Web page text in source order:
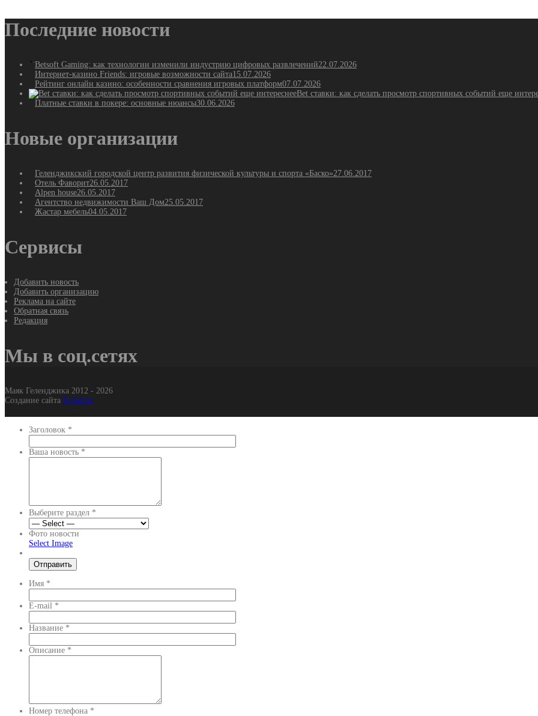
Последние новости
Betsoft Gaming: как технологии изменили индустрию цифровых развлечений22.07.2026
Интернет-казино Friends: игровые возможности сайта15.07.2026
Рейтинг онлайн казино: особенности сравнения игровых платформ07.07.2026
Bet ставки: как сделать просмотр спортивных событий еще
Платные ставки в покере: основные нюансы30.06.2026
Новые организации
Геленджикский городской центр развития физической культуры и спорта «Баско»27.06.2017
Отель Фаворит26.05.2017
Alpen house26.05.2017
Агентство недвижимости Ваш Дом25.05.2017
Жастар мебель04.05.2017
Сервисы
Добавить новость
Добавить организацию
Реклама на сайте
Обратная связь
Редакция
Мы в соц.сетях
Маяк Геленджика 2012 - 2026
Создание сайта It-Gel.ru
Заголовок *
Ваша новость *
Выберите раздел *
Фото новости
Select Image
Имя *
E-mail *
Название *
Описание *
Номер телефона *